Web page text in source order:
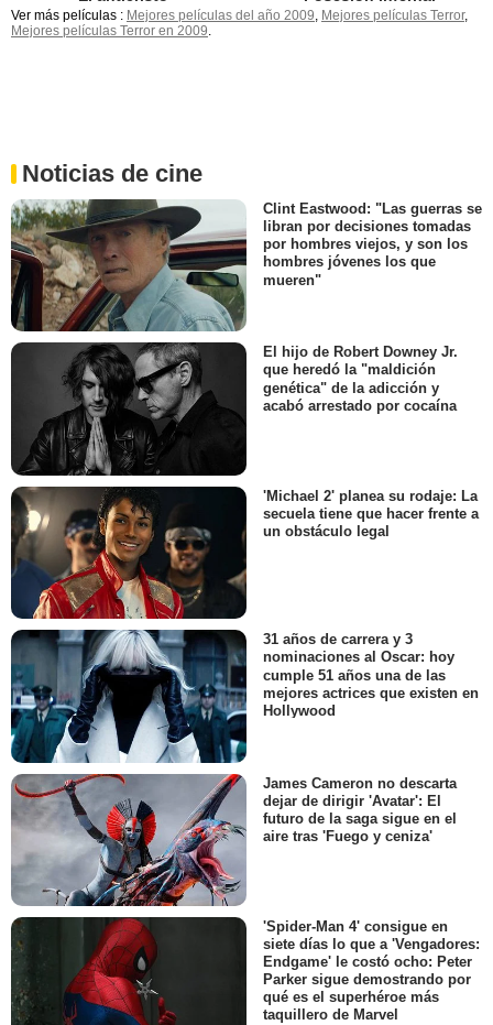
Ver más películas : Mejores películas del año 2009, Mejores películas Terror,
Mejores películas Terror en 2009.
Noticias de cine
Clint Eastwood: "Las guerras se
libran por decisiones tomadas
por hombres viejos, y son los
hombres jóvenes los que
mueren"
El hijo de Robert Downey Jr.
que heredó la "maldición
genética" de la adicción y
acabó arrestado por cocaína
'Michael 2' planea su rodaje: La
secuela tiene que hacer frente a
un obstáculo legal
31 años de carrera y 3
nominaciones al Oscar: hoy
cumple 51 años una de las
mejores actrices que existen en
Hollywood
James Cameron no descarta
dejar de dirigir 'Avatar': El
futuro de la saga sigue en el
aire tras 'Fuego y ceniza'
'Spider-Man 4' consigue en
siete días lo que a 'Vengadores:
Endgame' le costó ocho: Peter
Parker sigue demostrando por
qué es el superhéroe más
taquillero de Marvel